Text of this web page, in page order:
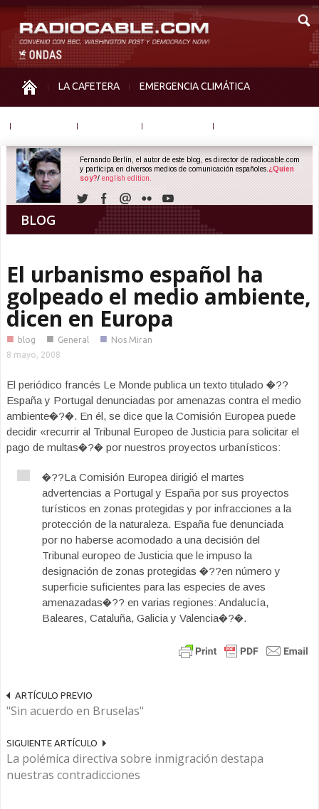
LA CAFETERA EMERGENCIA CLIMÁTICA
BLOG
Fernando Berlín, el autor de este blog, es director de radiocable.com
y participa en diversos medios de comunicación españoles. ¿Quien
soy?/ english edition.
El urbanismo español ha
golpeado el medio ambiente,
dicen en Europa
■ blog ■ General ■ Nos Miran
8 mayo, 2008
El periódico francés Le Monde publica un texto titulado �??
España y Portugal denunciadas por amenazas contra el medio
ambiente�?�. En él, se dice que la Comisión Europea puede
decidir «recurrir al Tribunal Europeo de Justicia para solicitar el
pago de multas�?� por nuestros proyectos urbanísticos:
�??La Comisión Europea dirigió el martes
advertencias a Portugal y España por sus proyectos
turísticos en zonas protegidas y por infracciones a la
protección de la naturaleza. España fue denunciada
por no haberse acomodado a una decisión del
Tribunal europeo de Justicia que le impuso la
designación de zonas protegidas �??en número y
superficie suficientes para las especies de aves
amenazadas�?? en varias regiones: Andalucía,
Baleares, Cataluña, Galicia y Valencia�?�.
ARTÍCULO PREVIO
"Sin acuerdo en Bruselas"
SIGUIENTE ARTÍCULO
La polémica directiva sobre inmigración destapa
nuestras contradicciones